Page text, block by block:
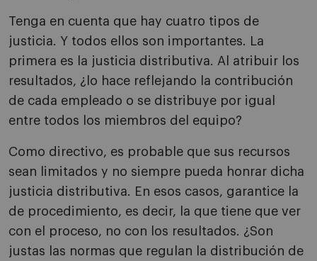
Tenga en cuenta que hay cuatro tipos de
justicia. Y todos ellos son importantes. La
primera es la justicia distributiva. Al atribuir los
resultados, ¿lo hace reflejando la contribución
de cada empleado o se distribuye por igual
entre todos los miembros del equipo?
Como directivo, es probable que sus recursos
sean limitados y no siempre pueda honrar dicha
justicia distributiva. En esos casos, garantice la
de procedimiento, es decir, la que tiene que ver
con el proceso, no con los resultados. ¿Son
justas las normas que regulan la distribución de